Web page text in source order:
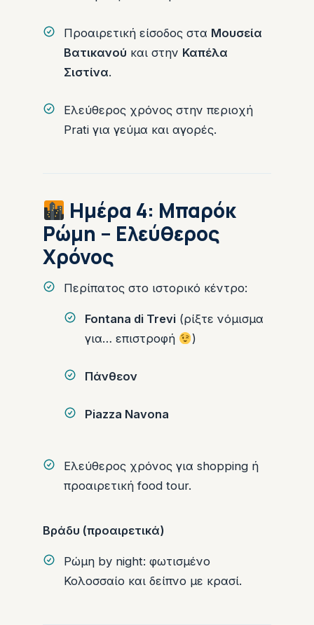
Προαιρετική είσοδος στα Μουσεία
Βατικανού και στην Καπέλα
Σιστίνα.
Ελεύθερος χρόνος στην περιοχή
Prati για γεύμα και αγορές.
Ημέρα 4: Μπαρόκ
Ρώμη – Ελεύθερος
Χρόνος
Περίπατος στο ιστορικό κέντρο:
Fontana di Trevi(ρίξτε νόμισμα
για… επιστροφή
)
Πάνθεον
Piazza Navona
Ελεύθερος χρόνος για shopping ή
προαιρετική food tour.
Βράδυ (προαιρετικά)
Ρώμη by night: φωτισμένο
Κολοσσαίο και δείπνο με κρασί.